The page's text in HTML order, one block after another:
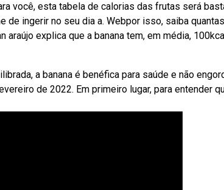
você, esta tabela de calorias das frutas será
ingerir no seu dia a. Webpor isso, saiba quantas
araújo explica que a banana tem, em média,
a banana é benéfica para saúde e não
de 2022. Em primeiro lugar, para entender